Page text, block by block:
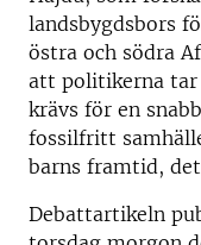
landsbygdsbors
östra och södra
att politikerna tar
krävs för en
fossilfritt
barns framtid,
Debattartikeln